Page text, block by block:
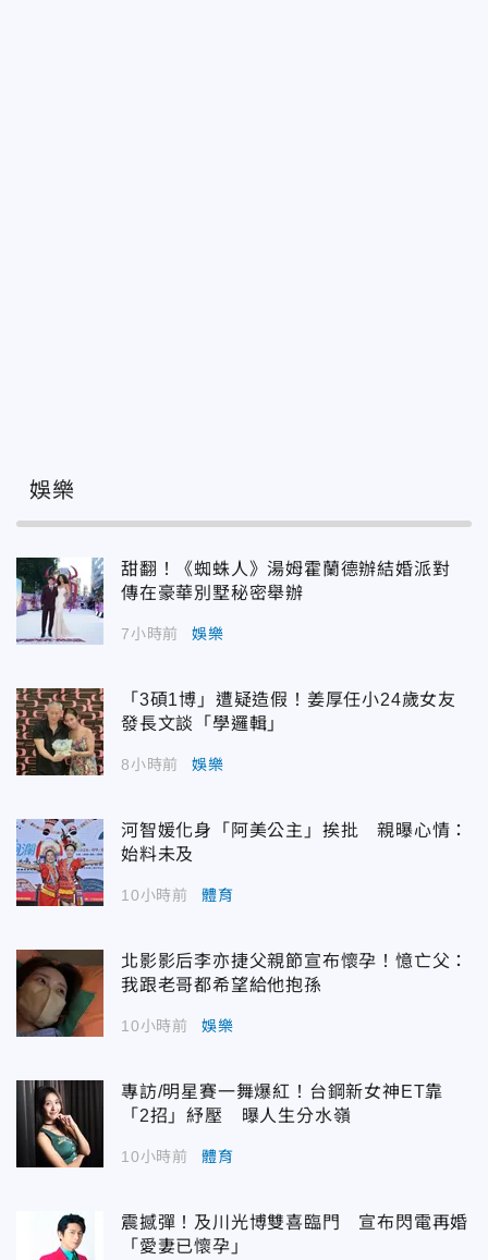
娛樂
甜翻！《蜘蛛人》湯姆霍蘭德辦結婚派對
傳在豪華別墅秘密舉辦
7小時前 娛樂
「3碩1博」遭疑造假！姜厚任小24歲女友
發長文談「學邏輯」
8小時前 娛樂
河智媛化身「阿美公主」挨批 親曝心情：
始料未及
10小時前 體育
北影影后李亦捷父親節宣布懷孕！憶亡父：
我跟老哥都希望給他抱孫
10小時前 娛樂
專訪/明星賽一舞爆紅！台鋼新女神ET靠
「2招」紓壓 曝人生分水嶺
10小時前 體育
震撼彈！及川光博雙喜臨門 宣布閃電再婚
「愛妻已懷孕」